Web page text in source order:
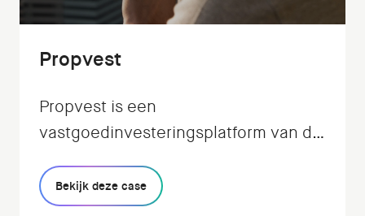
Propvest
Propvest is een
vastgoedinvesteringsplatform van de
het mogelijk om eenvoudig online
kleine bedragen te beleggen in
Bekijk deze case